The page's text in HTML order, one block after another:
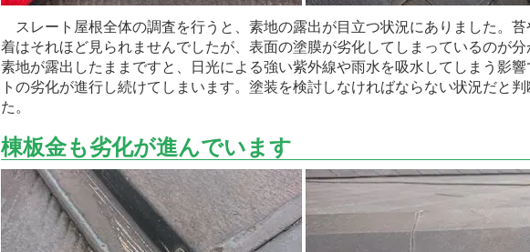
スレート屋根全体の調査を行うと、素地の露出が目立つ状況にありました。苔
着はそれほど見られませんでしたが、表面の塗膜が劣化してしまっているのが分
素地が露出したままですと、日光による強い紫外線や雨水を吸水してしまう影響
トの劣化が進行し続けてしまいます。塗装を検討しなければならない状況だと判
た。
棟板金も劣化が進んでいます